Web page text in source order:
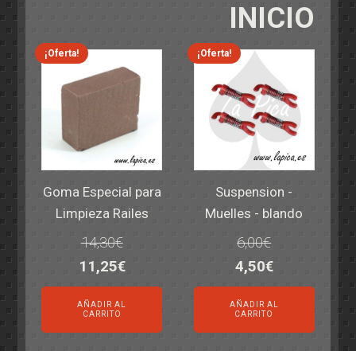
INICIO
¡Oferta!
Goma Especial para
Limpieza Railes
14,30€
El
precio
original
era:
11,25€El
precio
actual
es:
AÑADIR AL
CARRITO
¡Oferta!
Suspension -
Muelles - blando
6,00€
El
precio
original
era:
4,50€El
precio
actual
es:
AÑADIR AL
CARRITO